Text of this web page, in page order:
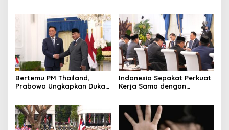
Terbaik Dunia
Bertemu PM Thailand,
Prabowo Ungkapkan Duka
Raja Thailand
Indonesia Sepakat Perkuat
Kerja Sama dengan